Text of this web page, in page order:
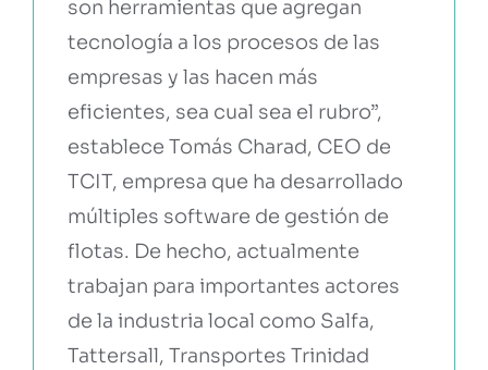
son herramientas que agregan
tecnología a los procesos de las
empresas y las hacen más
eficientes, sea cual sea el rubro”,
establece Tomás Charad, CEO de
TCIT, empresa que ha desarrollado
múltiples software de gestión de
flotas. De hecho, actualmente
trabajan para importantes actores
de la industria local como Salfa,
Tattersall, Transportes Trinidad